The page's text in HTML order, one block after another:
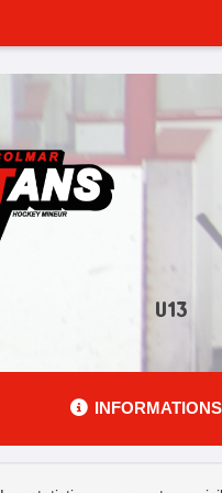
U13
INFORMATIONS